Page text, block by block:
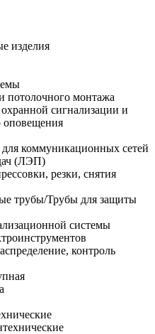
изделия
потолочного монтажа
сигнализации и
оповещения
коммуникационных сетей
(ЛЭП)
резки, снятия
трубы/Трубы для защиты
системы
контроль